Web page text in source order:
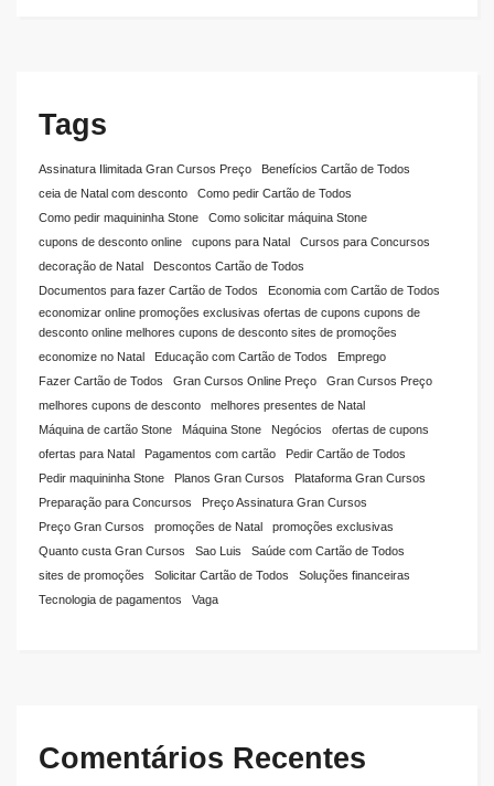
Tags
Assinatura Ilimitada Gran Cursos Preço
Benefícios Cartão de Todos
ceia de Natal com desconto
Como pedir Cartão de Todos
Como pedir maquininha Stone
Como solicitar máquina Stone
cupons de desconto online
cupons para Natal
Cursos para Concursos
decoração de Natal
Descontos Cartão de Todos
Documentos para fazer Cartão de Todos
Economia com Cartão de Todos
economizar online promoções exclusivas ofertas de cupons cupons de
desconto online melhores cupons de desconto sites de promoções
economize no Natal
Educação com Cartão de Todos
Emprego
Fazer Cartão de Todos
Gran Cursos Online Preço
Gran Cursos Preço
melhores cupons de desconto
melhores presentes de Natal
Máquina de cartão Stone
Máquina Stone Negócios
ofertas de cupons
ofertas para Natal
Pagamentos com cartão
Pedir Cartão de Todos
Pedir maquininha Stone
Planos Gran Cursos
Plataforma Gran Cursos
Preparação para Concursos
Preço Assinatura Gran Cursos
Preço Gran Cursos
promoções de Natal
promoções exclusivas
Quanto custa Gran Cursos
Sao Luis
Saúde com Cartão de Todos
sites de promoções
Solicitar Cartão de Todos
Soluções financeiras
Tecnologia de pagamentos
Vaga
Comentários Recentes